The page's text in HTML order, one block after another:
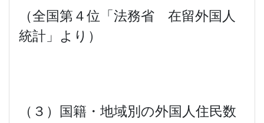
（全国第４位「法務省 在留外国人
統計」より）
（３）国籍・地域別の外国人住民数